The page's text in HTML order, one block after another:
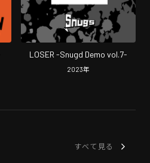
LOSER -Snugd Demo vol.7-
2023年
すべて見る